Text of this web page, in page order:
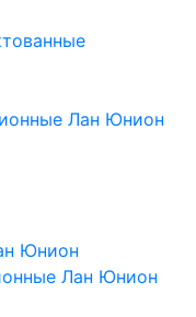
Лан Юнион
Юнион
Лан Юнион